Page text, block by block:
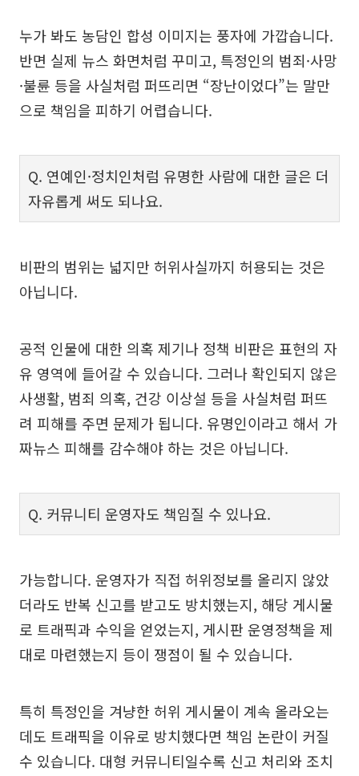
누가 봐도 농담인 합성 이미지는 풍자에 가깝습니다.
반면 실제 뉴스 화면처럼 꾸미고, 특정인의 범죄·사망
·불륜 등을 사실처럼 퍼뜨리면 “장난이었다”는 말만
으로 책임을 피하기 어렵습니다.
Q. 연예인·정치인처럼 유명한 사람에 대한 글은 더
자유롭게 써도 되나요.
비판의 범위는 넓지만 허위사실까지 허용되는 것은
아닙니다.
공적 인물에 대한 의혹 제기나 정책 비판은 표현의 자
유 영역에 들어갈 수 있습니다. 그러나 확인되지 않은
사생활, 범죄 의혹, 건강 이상설 등을 사실처럼 퍼뜨
려 피해를 주면 문제가 됩니다. 유명인이라고 해서 가
짜뉴스 피해를 감수해야 하는 것은 아닙니다.
Q. 커뮤니티 운영자도 책임질 수 있나요.
가능합니다. 운영자가 직접 허위정보를 올리지 않았
더라도 반복 신고를 받고도 방치했는지, 해당 게시물
로 트래픽과 수익을 얻었는지, 게시판 운영정책을 제
대로 마련했는지 등이 쟁점이 될 수 있습니다.
특히 특정인을 겨냥한 허위 게시물이 계속 올라오는
데도 트래픽을 이유로 방치했다면 책임 논란이 커질
수 있습니다. 대형 커뮤니티일수록 신고 처리와 조치